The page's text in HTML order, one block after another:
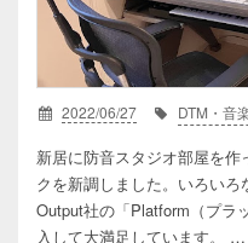
2022/06/27 DTM・音
新居に防音スタジオ部屋を
クを新調しました。いろい
Output社の「Platform（プラ
入して大満足しています。 …